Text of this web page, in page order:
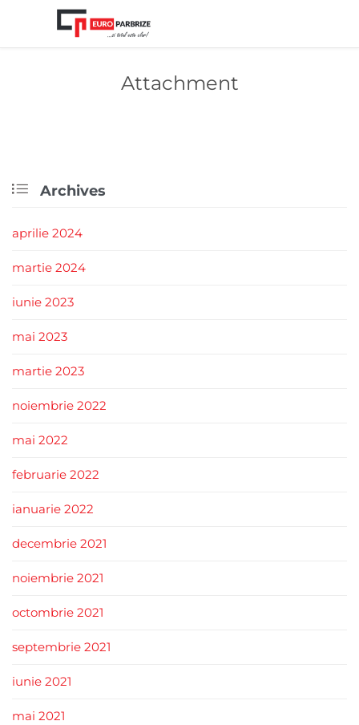
Attachment
 Archives
aprilie 2024
martie 2024
iunie 2023
mai 2023
martie 2023
noiembrie 2022
mai 2022
februarie 2022
ianuarie 2022
decembrie 2021
noiembrie 2021
octombrie 2021
septembrie 2021
iunie 2021
mai 2021